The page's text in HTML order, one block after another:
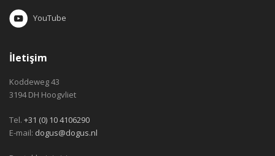
YouTube
İletişim
Koddeweg 43
3194 DH Hoogvliet
Tel. +31 (0) 10 4106290
E-mail: dogus@dogus.nl